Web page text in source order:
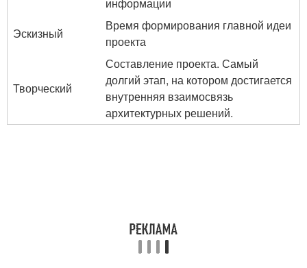
Эскизный
Время формирования главной идеи
проекта
Творческий
Составление проекта. Самый
долгий этап, на котором достигается
внутренняя взаимосвязь
архитектурных решений.